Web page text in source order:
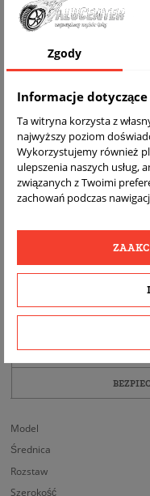
DARMOWA
Model
Średnica
Rozstaw
Szerokość
Zgody
Informacje
Ta witryna korzysta z
najwyższy poziom
Wykorzystujemy również
ulepszenia naszych usług,
związanych z Twoimi
zachowań podczas